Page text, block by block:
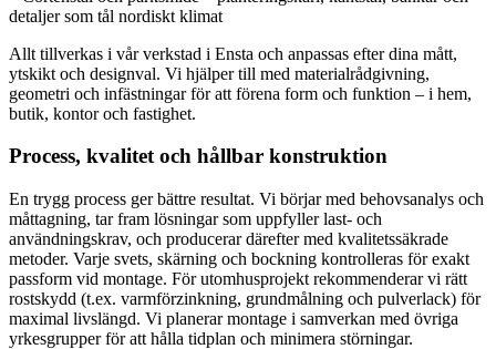
detaljer som tål nordiskt klimat
Allt tillverkas i vår verkstad i Ensta och anpassas efter dina mått,
ytskikt och designval. Vi hjälper till med materialrådgivning,
geometri och infästningar för att förena form och funktion – i hem,
butik, kontor och fastighet.
Process, kvalitet och hållbar konstruktion
En trygg process ger bättre resultat. Vi börjar med behovsanalys och
måttagning, tar fram lösningar som uppfyller last- och
användningskrav, och producerar därefter med kvalitetssäkrade
metoder. Varje svets, skärning och bockning kontrolleras för exakt
passform vid montage. För utomhusprojekt rekommenderar vi rätt
rostskydd (t.ex. varmförzinkning, grundmålning och pulverlack) för
maximal livslängd. Vi planerar montage i samverkan med övriga
yrkesgrupper för att hålla tidplan och minimera störningar.